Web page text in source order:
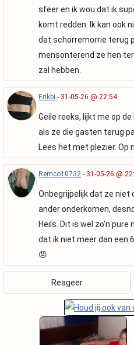
sfeer en ik wou dat ik
komt redden. Ik kan ook
dat schorremorrie terug
mensonterend ze hen
zal hebben.
Erikbi - 31-05-26 @ 22:54
Geile reeks, lijkt me op
als ze die gasten terug
Lees het met plezier. Op
Remco10732 - 31-05-26 @
Onbegrijpelijk dat ze niet
ander onderkomen,
Heils. Dit is wel zo'n
dat ik niet meer dan een
😠
Reageer